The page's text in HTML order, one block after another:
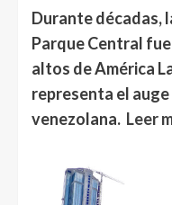
Durante décadas,
Parque Central
altos de América
representa el
venezolana. Leer